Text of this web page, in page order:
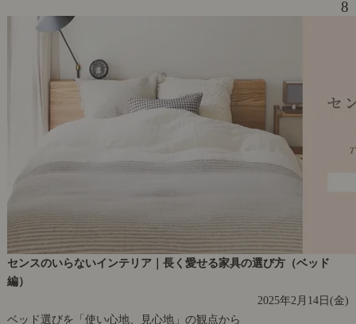
8
センスのいらないインテリア｜長く愛せる家具の選び方（ベッド
編）
2025年2月14日(金)
ベッド選びを「使い心地、見心地」の観点から